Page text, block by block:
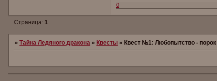
0
Страница:1
»Тайна Ледяного дракона »Квесты »Квест №1: Любопытство -